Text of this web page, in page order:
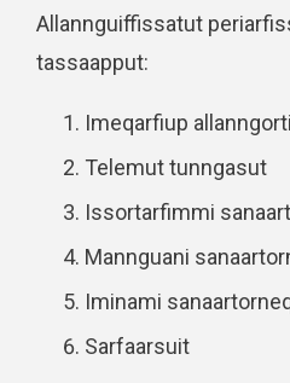
Allannguiffissatut
tassaapput:
Imeqarfiup
Telemut tunngasut
Issortarfimmi
Mannguani
Iminami
Sarfaarsuit